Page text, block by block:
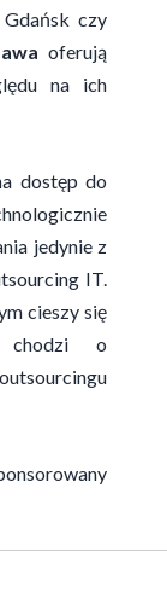
czy
oferują
na ich
dostęp do
jedynie z
IT.
cieszy się
chodzi o